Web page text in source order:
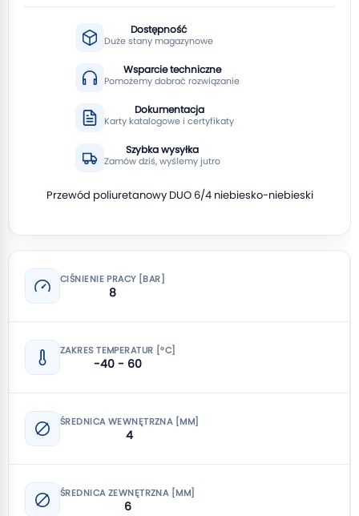
Dostępność
Duże stany magazynowe
Wsparcie techniczne
Pomożemy dobrać rozwiązanie
Dokumentacja
Karty katalogowe i certyfikaty
Szybka wysyłka
Zamów dziś, wyślemy jutro
Przewód poliuretanowy DUO 6/4 niebiesko-niebieski
CIŚNIENIE PRACY [BAR]
8
ZAKRES TEMPERATUR [°C]
-40 - 60
ŚREDNICA WEWNĘTRZNA [MM]
4
ŚREDNICA ZEWNĘTRZNA [MM]
6